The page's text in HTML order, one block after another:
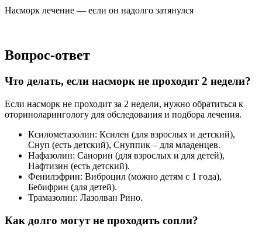
Насморк лечение — если он надолго затянулся
Вопрос-ответ
Что делать, если насморк не проходит 2 недели?
Если насморк не проходит за 2 недели, нужно обратиться к
оториноларингологу для обследования и подбора лечения.
Ксилометазолин: Ксилен (для взрослых и детский),
Снуп (есть детский), Снуппик – для младенцев.
Нафазолин: Санорин (для взрослых и для детей),
Нафтизин (есть детский).
Фенилэфрин: Виброцил (можно детям с 1 года),
Бебифрин (для детей).
Трамазолин: Лазолван Рино.
Как долго могут не проходить сопли?